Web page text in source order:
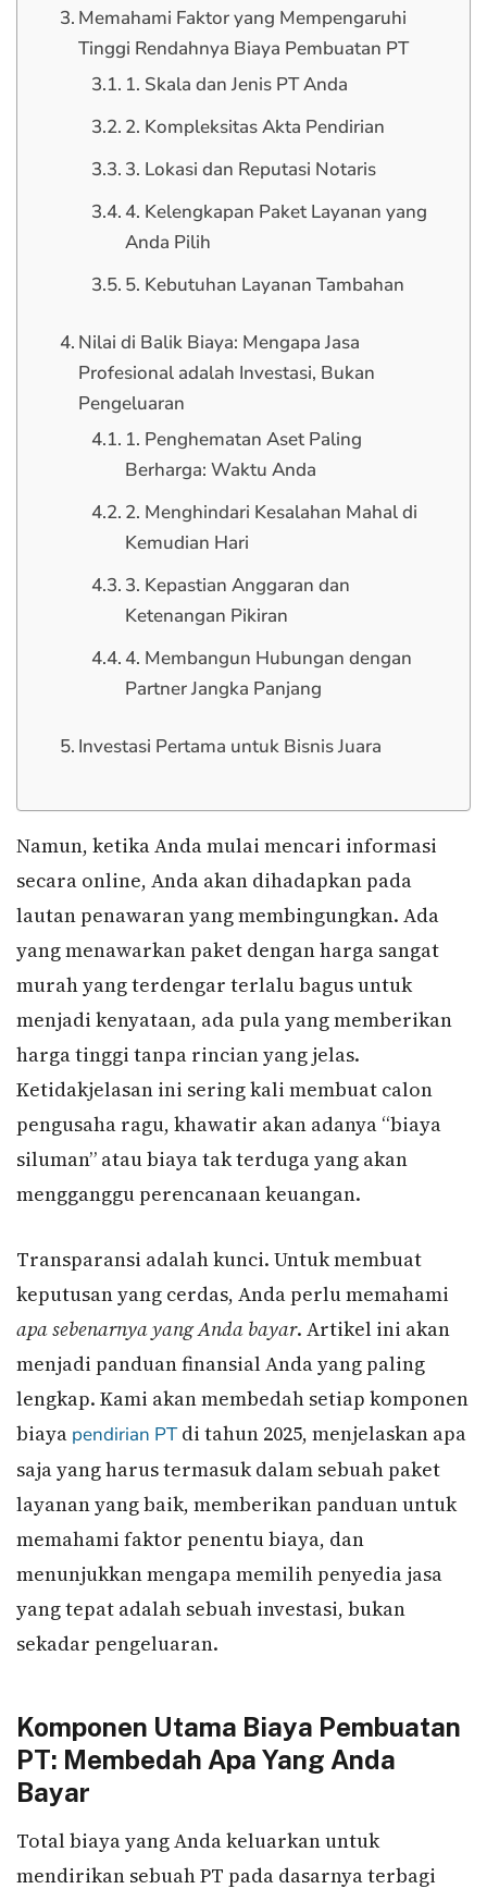
Memahami Faktor yang Mempengaruhi
Tinggi Rendahnya Biaya Pembuatan PT
1. Skala dan Jenis PT Anda
2. Kompleksitas Akta Pendirian
3. Lokasi dan Reputasi Notaris
4. Kelengkapan Paket Layanan yang
Anda Pilih
5. Kebutuhan Layanan Tambahan
Nilai di Balik Biaya: Mengapa Jasa
Profesional adalah Investasi, Bukan
Pengeluaran
1. Penghematan Aset Paling
Berharga: Waktu Anda
2. Menghindari Kesalahan Mahal di
Kemudian Hari
3. Kepastian Anggaran dan
Ketenangan Pikiran
4. Membangun Hubungan dengan
Partner Jangka Panjang
Investasi Pertama untuk Bisnis Juara
Namun, ketika Anda mulai mencari informasi
secara online, Anda akan dihadapkan pada
lautan penawaran yang membingungkan. Ada
yang menawarkan paket dengan harga sangat
murah yang terdengar terlalu bagus untuk
menjadi kenyataan, ada pula yang memberikan
harga tinggi tanpa rincian yang jelas.
Ketidakjelasan ini sering kali membuat calon
pengusaha ragu, khawatir akan adanya “biaya
siluman” atau biaya tak terduga yang akan
mengganggu perencanaan keuangan.
Transparansi adalah kunci. Untuk membuat
keputusan yang cerdas, Anda perlu memahami
apa sebenarnya yang Anda bayar. Artikel ini akan
menjadi panduan finansial Anda yang paling
lengkap. Kami akan membedah setiap komponen
biaya pendirian PTdi tahun 2025, menjelaskan apa
saja yang harus termasuk dalam sebuah paket
layanan yang baik, memberikan panduan untuk
memahami faktor penentu biaya, dan
menunjukkan mengapa memilih penyedia jasa
yang tepat adalah sebuah investasi, bukan
sekadar pengeluaran.
Komponen Utama Biaya Pembuatan
PT: Membedah Apa Yang Anda
Bayar
Total biaya yang Anda keluarkan untuk
mendirikan sebuah PT pada dasarnya terbagi